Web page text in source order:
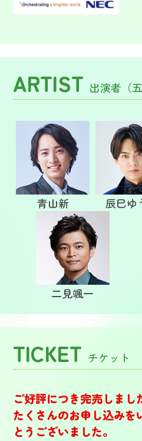
ARTIST 出演者（
青山新 辰巳ゆ
二見颯一
TICKET チケット
ご好評につき完売しまし
たくさんのお申し込み
とうございました。